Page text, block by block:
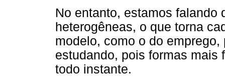
No entanto, estamos falando
heterogêneas, o que torna
modelo, como o do
estudando, pois formas mais
todo instante.